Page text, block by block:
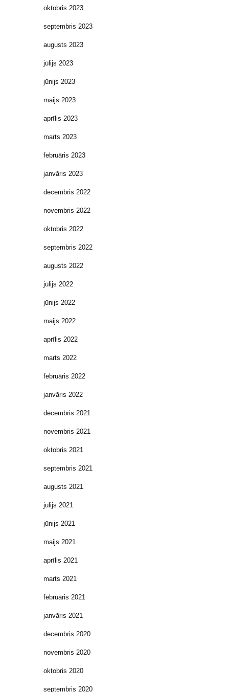
oktobris 2023
septembris 2023
augusts 2023
jūlijs 2023
jūnijs 2023
maijs 2023
aprīlis 2023
marts 2023
februāris 2023
janvāris 2023
decembris 2022
novembris 2022
oktobris 2022
septembris 2022
augusts 2022
jūlijs 2022
jūnijs 2022
maijs 2022
aprīlis 2022
marts 2022
februāris 2022
janvāris 2022
decembris 2021
novembris 2021
oktobris 2021
septembris 2021
augusts 2021
jūlijs 2021
jūnijs 2021
maijs 2021
aprīlis 2021
marts 2021
februāris 2021
janvāris 2021
decembris 2020
novembris 2020
oktobris 2020
septembris 2020